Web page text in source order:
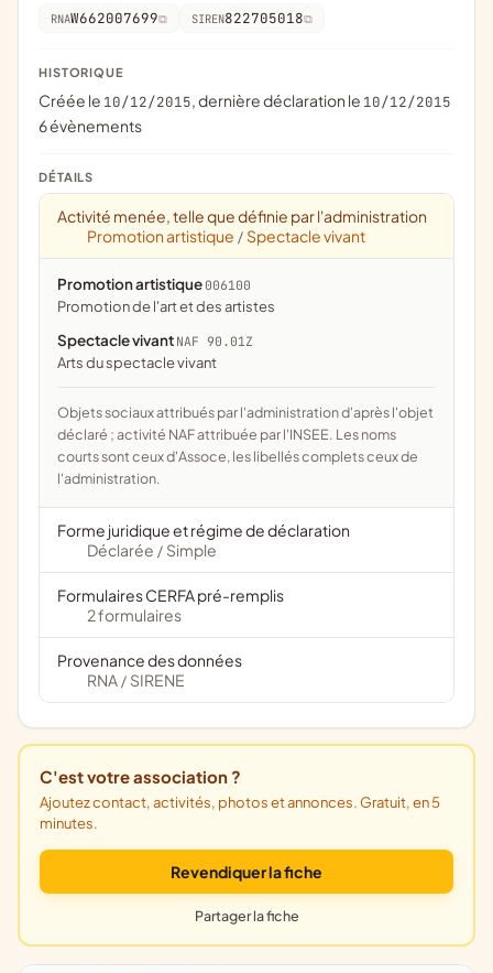
RNAW662007699 SIREN822705018
HISTORIQUE
Créée le 10/12/2015, dernière déclaration le 10/12/2015
6 évènements
DÉTAILS
Activité menée, telle que définie par l'administration
Promotion artistique / Spectacle vivant
Promotion artistique 006100
promotion de l'art et des artistes
Spectacle vivant NAF 90.01Z
Arts du spectacle vivant
Objets sociaux attribués par l'administration d'après l'objet
déclaré ; activité NAF attribuée par l'INSEE. Les noms
courts sont ceux d'Assoce, les libellés complets ceux de
l'administration.
Forme juridique et régime de déclaration
Déclarée / Simple
Formulaires CERFA pré-remplis
2 formulaires
Provenance des données
RNA / SIRENE
C'est votre association ?
Ajoutez contact, activités, photos et annonces. Gratuit, en 5
minutes.
Revendiquer la fiche
Partager la fiche